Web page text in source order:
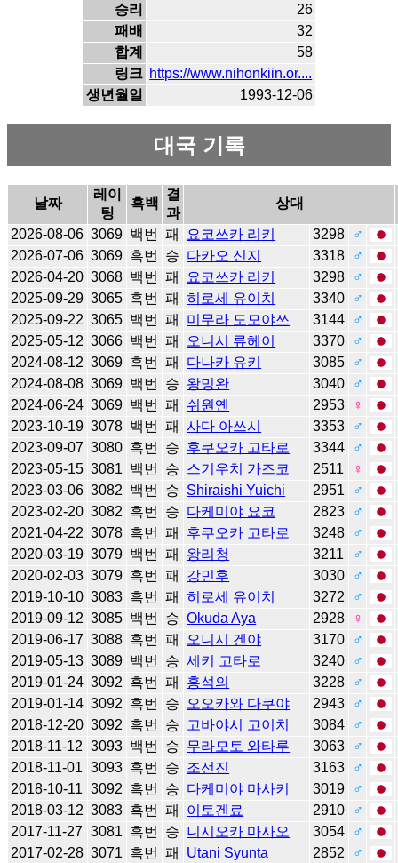
승리
26
패배
32
합계
58
링크 https://www.nihonkiin.or....
생년월일
1993-12-06
대국 기록
날짜
레이
팅
흑백
결
과
상대
2026-08-06 3069 백번 패 요코쓰카 리키 3298
♂
2026-07-06 3069 흑번 승 다카오 신지 3318
♂
2026-04-20 3068 백번 패 요코쓰카 리키 3298
♂
2025-09-29 3065 흑번 패 히로세 유이치 3340
♂
2025-09-22 3065 백번 패 미무라 도모야쓰 3144
♂
2025-05-12 3066 백번 패 오니시 류헤이 3370
♂
2024-08-12 3069 흑번 패 다나카 유키 3085
♂
2024-08-08 3069 백번 승 왕밍완 3040
♂
2024-06-24 3069 백번 패 쉬원옌 2953
♀
2023-10-19 3078 백번 패 사다 아쓰시 3353
♂
2023-09-07 3080 흑번 승 후쿠오카 고타로 3344
♂
2023-05-15 3081 백번 승 스기우치 가즈코 2511
♀
2023-03-06 3082 백번 승 Shiraishi Yuichi 2951
♂
2023-02-20 3082 흑번 승 다케미야 요코 2823
♂
2021-04-22 3078 흑번 패 후쿠오카 고타로 3248
♂
2020-03-19 3079 백번 패 왕리청 3211
♂
2020-02-03 3079 흑번 패 강민후 3030
♂
2019-10-10 3083 흑번 패 히로세 유이치 3272
♂
2019-09-12 3085 백번 승 Okuda Aya 2928
♀
2019-06-17 3088 흑번 패 오니시 겐야 3170
♂
2019-05-13 3089 백번 승 세키 고타로 3240
♂
2019-01-24 3092 흑번 패 홍석의 3228
♂
2019-01-14 3092 흑번 승 오오카와 다쿠야 2943
♂
2018-12-20 3092 흑번 승 고바야시 고이치 3084
♂
2018-11-12 3093 백번 승 무라모토 와타루 3063
♂
2018-11-01 3093 흑번 승 조선진 3163
♂
2018-10-11 3092 흑번 승 다케미야 마사키 3019
♂
2018-03-12 3083 흑번 패 이토겐료 2910
♂
2017-11-27 3081 흑번 승 니시오카 마사오 3054
♂
2017-02-28 3071 흑번 패 Utani Syunta 2852
♂